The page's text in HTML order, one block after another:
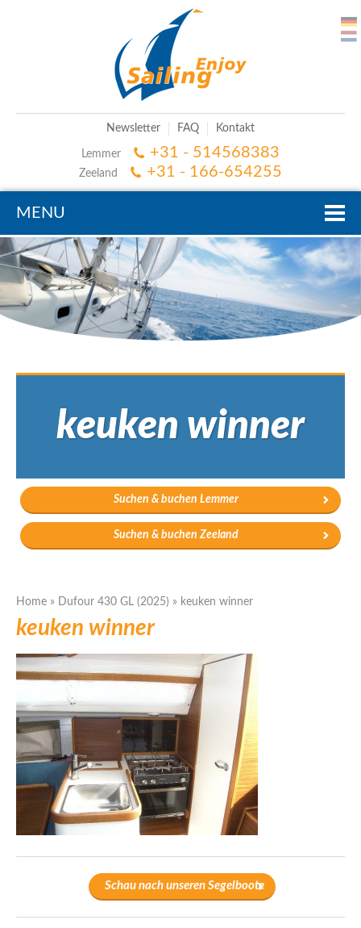
Newsletter FAQ Kontakt
Lemmer +31 - 514568383
Zeeland +31 - 166-654255
MENU
keuken winner
Suchen & buchen Lemmer
Suchen & buchen Zeeland
Home » Dufour 430 GL (2025) » keuken winner
keuken winner
Schau nach unseren Segelboote